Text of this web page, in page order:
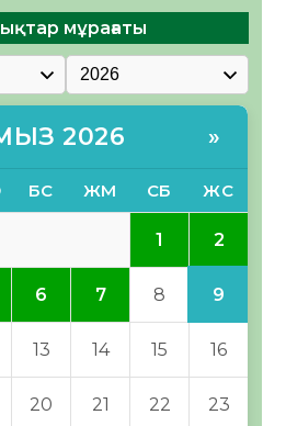
мұрағаты
2026 »
БС ЖМ СБ ЖС
1 2
6 7 8 9
13 14 15 16
20 21 22 23